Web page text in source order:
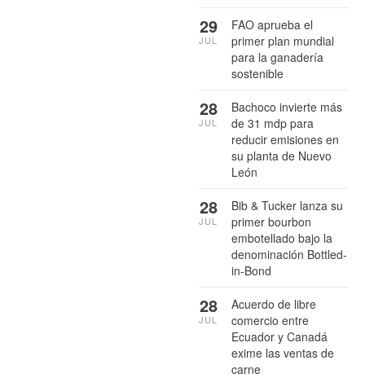
FAO aprueba el
primer plan mundial
para la ganadería
sostenible
29
JUL
Bachoco invierte más
de 31 mdp para
reducir emisiones en
su planta de Nuevo
León
28
JUL
Bib & Tucker lanza su
primer bourbon
embotellado bajo la
denominación Bottled-
in-Bond
28
JUL
Acuerdo de libre
comercio entre
Ecuador y Canadá
exime las ventas de
carne
28
JUL